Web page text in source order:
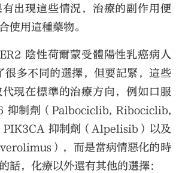
出現這些情況，治療的副作用便
使用這種藥物。
陰性荷爾蒙受體陽性乳癌病人
很多不同的選擇，但要記緊，這些
現在標準的治療方向，例如口服
抑制劑（Palbociclib, Ribociclib,
抑制劑（Alpelisib）以及
），而是當病情惡化的時
話，化療以外還有其他的選擇：